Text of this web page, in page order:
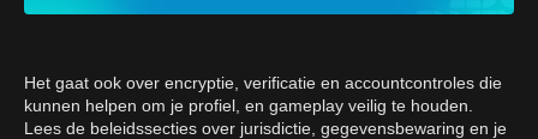
Het gaat ook over encryptie, verificatie en accountcontroles die
kunnen helpen om je profiel, en gameplay veilig te houden.
Lees de beleidssecties over jurisdictie, gegevensbewaring en je